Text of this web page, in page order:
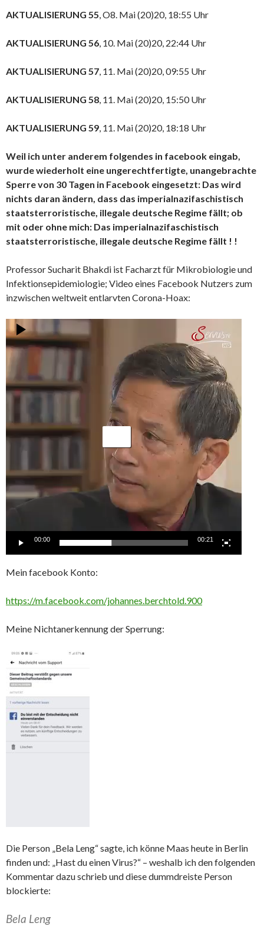
AKTUALISIERUNG 55, O8. Mai (20)20, 18:55 Uhr
AKTUALISIERUNG 56, 10. Mai (20)20, 22:44 Uhr
AKTUALISIERUNG 57, 11. Mai (20)20, 09:55 Uhr
AKTUALISIERUNG 58, 11. Mai (20)20, 15:50 Uhr
AKTUALISIERUNG 59, 11. Mai (20)20, 18:18 Uhr
Weil ich unter anderem folgendes in facebook eingab,
wurde wiederholt eine ungerechtfertigte, unangebrachte
Sperre von 30 Tagen in Facebook eingesetzt: Das wird
nichts daran ändern, dass das imperialnazifaschistisch
staatsterroristische, illegale deutsche Regime fällt; ob
mit oder ohne mich: Das imperialnazifaschistisch
staatsterroristische, illegale deutsche Regime fällt ! !
Professor Sucharit Bhakdi ist Facharzt für Mikrobiologie und
Infektionsepidemiologie; Video eines Facebook Nutzers zum
inzwischen weltweit entlarvten Corona-Hoax:
Video-
Player
00:00 00:21
Mein facebook Konto:
https://m.facebook.com/johannes.berchtold.900
Meine Nichtanerkennung der Sperrung:
Die Person „Bela Leng“ sagte, ich könne Maas heute in Berlin
finden und: „Hast du einen Virus?“ – weshalb ich den folgenden
Kommentar dazu schrieb und diese dummdreiste Person
blockierte:
Bela Leng